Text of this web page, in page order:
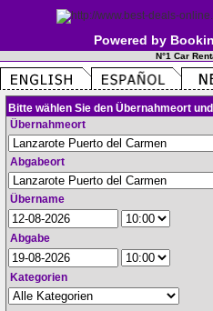
Powered by
N°1 Car
Bitte wählen Sie den Übernahmeort
Übernahmeort
Abgabeort
Übername
Abgabe
Kategorien